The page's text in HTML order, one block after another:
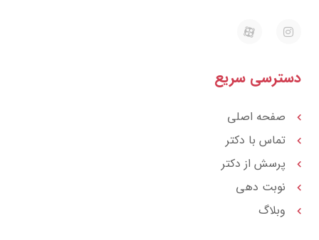
a
t
سریع
صفحه اصلی
تماس با دکتر
پرسش از دکتر
نوبت دهی
وبلاگ